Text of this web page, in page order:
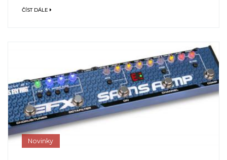
ČÍST DÁLE
Novinky